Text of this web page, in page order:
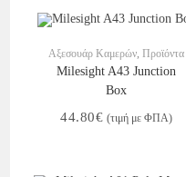
Αξεσουάρ Καμερών ,Προϊόντα
Milesight A43 Junction
Box
44.80€ (τιμή με ΦΠΑ)